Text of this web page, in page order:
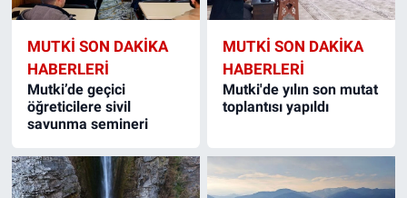
MUTKI SON DAKIKA
HABERLERI
Mutki’de geçici
öğreticilere sivil
savunma semineri
MUTKI SON DAKIKA
HABERLERI
Mutki'de yılın son mutat
toplantısı yapıldı